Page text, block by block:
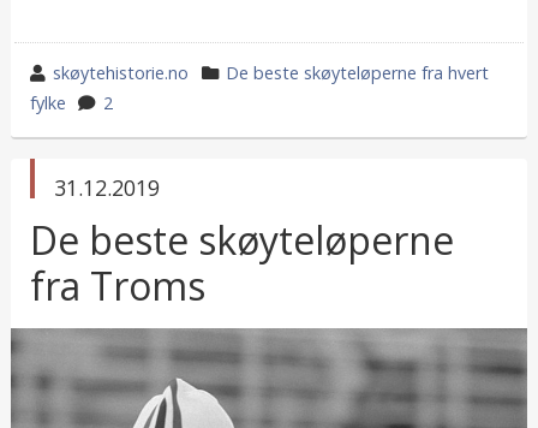
wrote
by
skøytehistorie.no
category
De beste skøyteløperne fra hvert
fylke
2
published
31.12.2019
De beste skøyteløperne
fra Troms